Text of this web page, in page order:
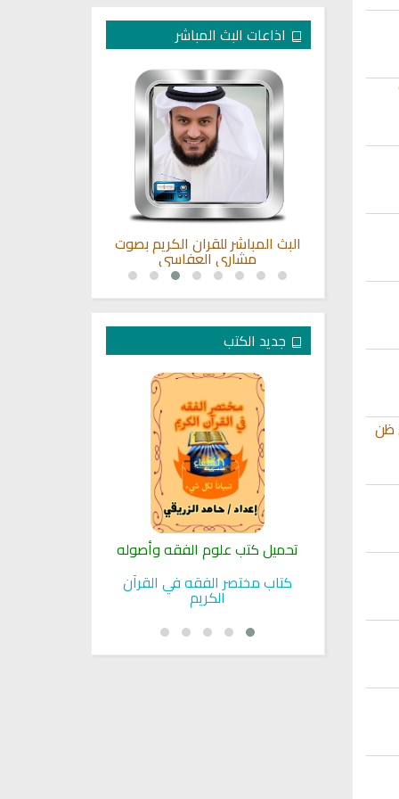
ظن
اذاعات البث المباشر
البث المباشر للقران الكريم بصوت
مشاري العفاسي
جديد الكتب
تحميل كتب علوم الفقه وأصوله
كتاب مختصر الفقه في القرآن
الكريم